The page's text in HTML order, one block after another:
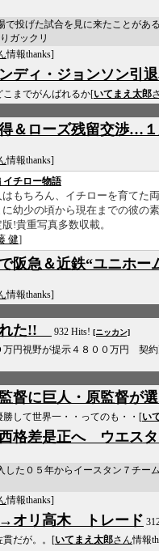
で投げた試合を見に来たことがあ
ガックリ
情報thanks]
ディ・ジョンソン引
こまでがんばれるか[いてまえ太郎
＆ローズ残留交渉…
情報thanks]
イチロー物語
はもちろん、イチローを育てた
に幼少の頃から現在までの彼の
!貴重写真多数収載。
健]
阪急＆近鉄“ユニホー
情報thanks]
た!! 932 Hits! [ニッカン]
円視野が提示４８００万円 契
督に巨人・原監督が
勝して世界一・・ってのも・・[い
格差是正へ ウエスタ
した０５年からイースタン７チー
情報thanks]
オリ高木 トレード
貫だが。。[いてまえ太郎さん情報